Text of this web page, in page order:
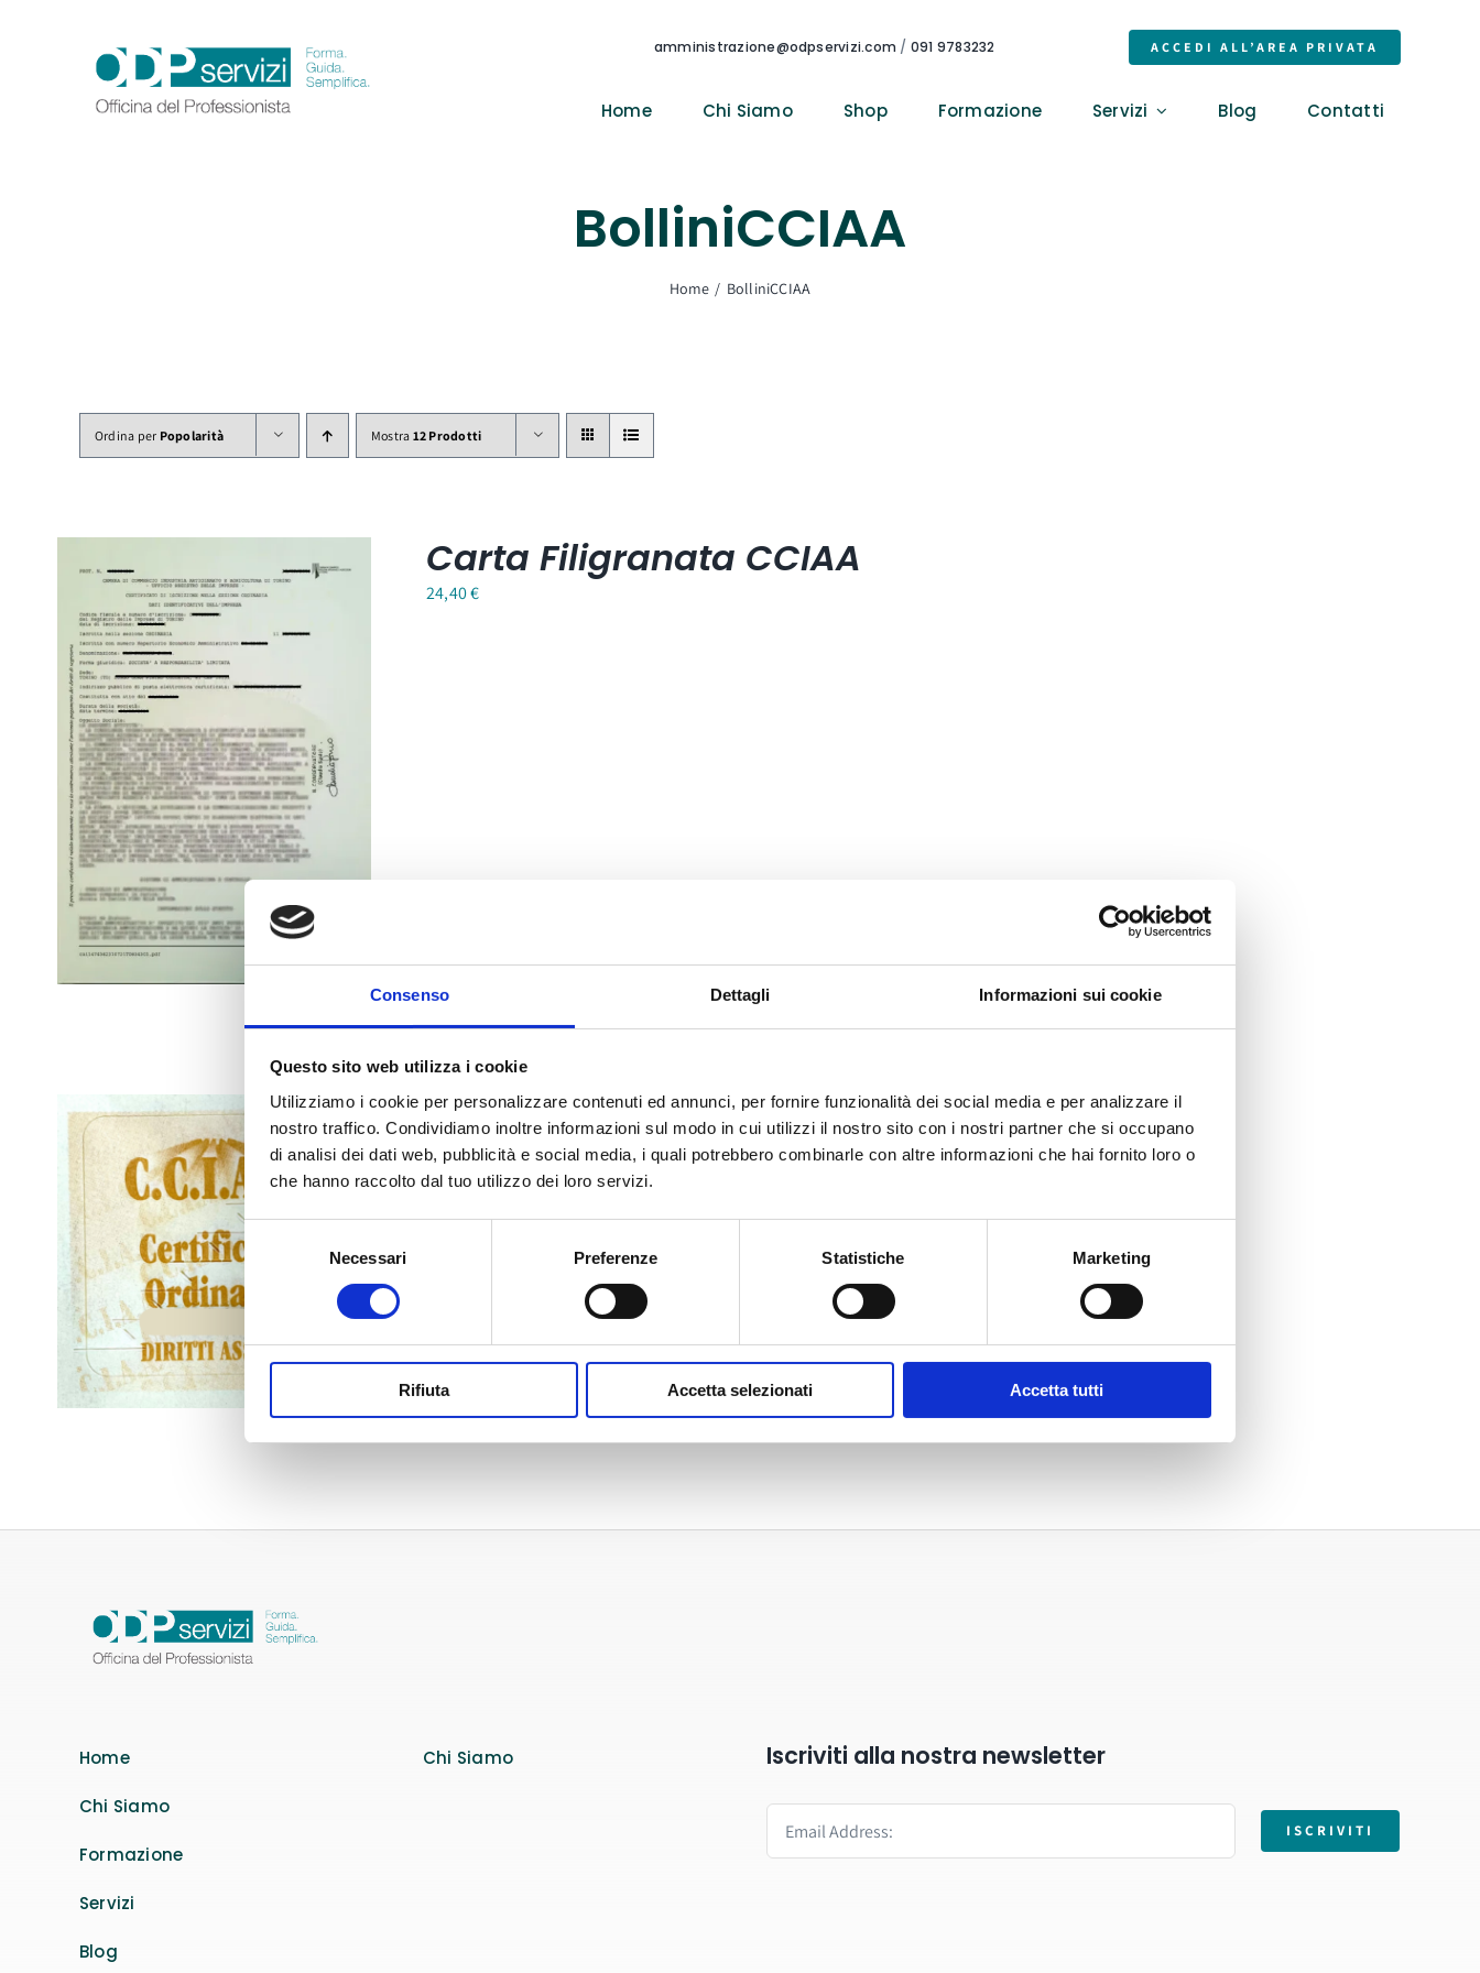
Consenso Dettagli Informazioni sui cookie
Questo sito web utilizza i cookie
Utilizziamo i cookie per personalizzare contenuti ed annunci, per fornire funzionalità dei social media e per analizzare il
nostro traffico. Condividiamo inoltre informazioni sul modo in cui utilizzi il nostro sito con i nostri partner che si occupano
di analisi dei dati web, pubblicità e social media, i quali potrebbero combinarle con altre informazioni che hai fornito loro o
che hanno raccolto dal tuo utilizzo dei loro servizi.
Selezione
del
consenso
Necessari Preferenze Statistiche Marketing
Rifiuta Accetta selezionati Accetta tutti
amministrazione@odpservizi.com / 091 9783232 ACCEDI ALL’AREA PRIVATA
Home Chi Siamo Shop Formazione Servizi Blog Contatti
BolliniCCIAA
Home BolliniCCIAA
Ordina per Popolarità Mostra 12 Prodotti
Carta Filigranata CCIAA
24,40€
Bollini per certificati CCIAA (foglio 40 bollini)
4,03€
Home
Chi Siamo
Formazione
Servizi
Blog
Chi Siamo Iscriviti alla nostra newsletter
ISCRIVITI